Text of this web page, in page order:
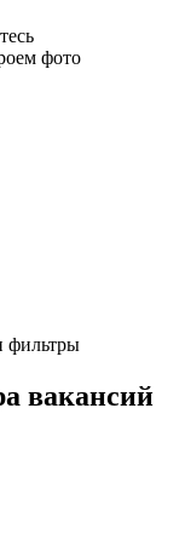
фото
фильтры
вакансий